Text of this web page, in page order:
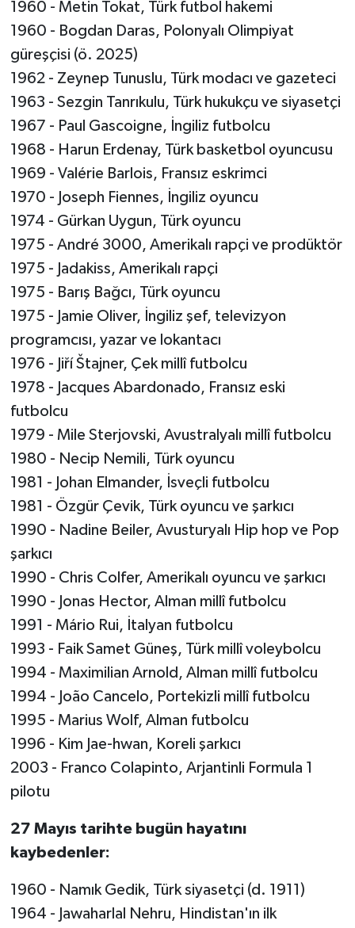
1960 - Metin Tokat, Türk futbol hakemi
1960 - Bogdan Daras, Polonyalı Olimpiyat
güreşçisi (ö. 2025)
1962 - Zeynep Tunuslu, Türk modacı ve gazeteci
1963 - Sezgin Tanrıkulu, Türk hukukçu ve siyasetçi
1967 - Paul Gascoigne, İngiliz futbolcu
1968 - Harun Erdenay, Türk basketbol oyuncusu
1969 - Valérie Barlois, Fransız eskrimci
1970 - Joseph Fiennes, İngiliz oyuncu
1974 - Gürkan Uygun, Türk oyuncu
1975 - André 3000, Amerikalı rapçi ve prodüktör
1975 - Jadakiss, Amerikalı rapçi
1975 - Barış Bağcı, Türk oyuncu
1975 - Jamie Oliver, İngiliz şef, televizyon
programcısı, yazar ve lokantacı
1976 - Jiří Štajner, Çek millî futbolcu
1978 - Jacques Abardonado, Fransız eski
futbolcu
1979 - Mile Sterjovski, Avustralyalı millî futbolcu
1980 - Necip Nemili, Türk oyuncu
1981 - Johan Elmander, İsveçli futbolcu
1981 - Özgür Çevik, Türk oyuncu ve şarkıcı
1990 - Nadine Beiler, Avusturyalı Hip hop ve Pop
şarkıcı
1990 - Chris Colfer, Amerikalı oyuncu ve şarkıcı
1990 - Jonas Hector, Alman millî futbolcu
1991 - Mário Rui, İtalyan futbolcu
1993 - Faik Samet Güneş, Türk millî voleybolcu
1994 - Maximilian Arnold, Alman millî futbolcu
1994 - João Cancelo, Portekizli millî futbolcu
1995 - Marius Wolf, Alman futbolcu
1996 - Kim Jae-hwan, Koreli şarkıcı
2003 - Franco Colapinto, Arjantinli Formula 1
pilotu
27 Mayıs tarihte bugün hayatını
kaybedenler:
1960 - Namık Gedik, Türk siyasetçi (d. 1911)
1964 - Jawaharlal Nehru, Hindistan'ın ilk